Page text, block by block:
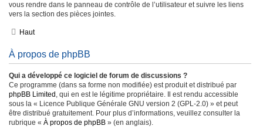
vous rendre dans le panneau de contrôle de l’utilisateur et suivre les liens
vers la section des pièces jointes.
Haut
À propos de phpBB
Qui a développé ce logiciel de forum de discussions ?
Ce programme (dans sa forme non modifiée) est produit et distribué par
phpBB Limited , qui en est le légitime propriétaire. Il est rendu accessible
sous la « Licence Publique Générale GNU version 2 (GPL-2.0) » et peut
être distribué gratuitement. Pour plus d’informations, veuillez consulter la
rubrique « À propos de phpBB » (en anglais).